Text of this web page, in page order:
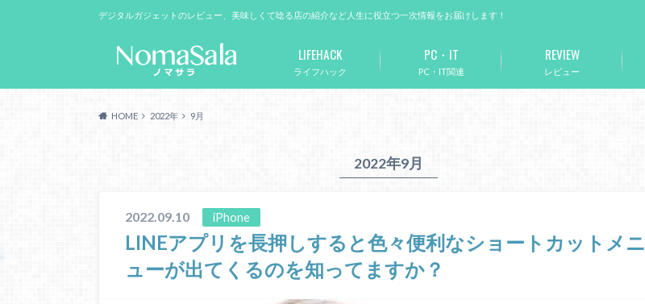
デジタルガジェットのレビュー、美味しくて唸る店の紹介など人生に役立つ一次情報をお届けします！
ライフハック
LIFEHACK
PC・IT関連
PC・IT
レビュー
REVIEW
HOME 2022年 9月
2022年9月
2022.09.10 iPhone
LINEアプリを長押しすると色々便利なショートカットメニ
ューが出てくるのを知ってますか？